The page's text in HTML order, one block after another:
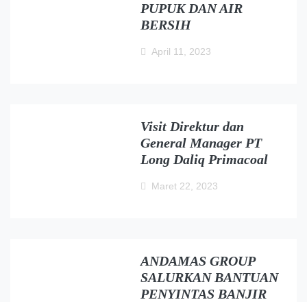
PUPUK DAN AIR
BERSIH
April 11, 2023
Visit Direktur dan
General Manager PT
Long Daliq Primacoal
Maret 22, 2023
ANDAMAS GROUP
SALURKAN BANTUAN
PENYINTAS BANJIR